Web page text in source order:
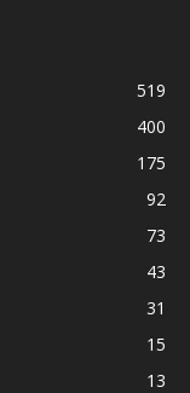
519
400
175
92
73
43
31
15
13